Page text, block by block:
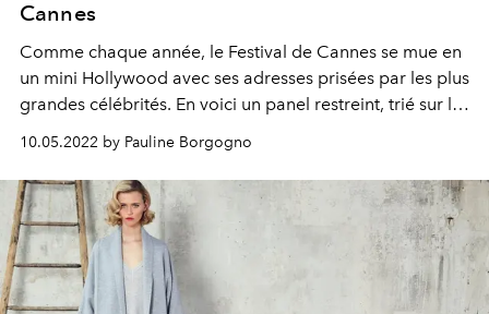
Cannes
Comme chaque année, le Festival de Cannes se mue en
un mini Hollywood avec ses adresses prisées par les plus
grandes célébrités. En voici un panel restreint, trié sur le
10.05.2022 by Pauline Borgogno